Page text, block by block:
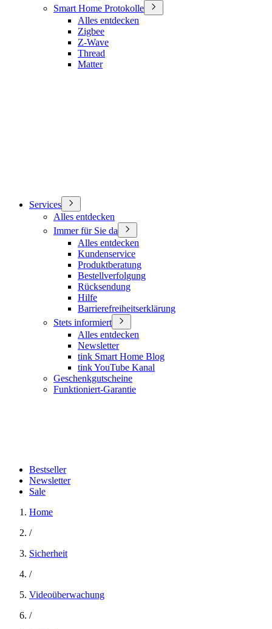
Smart Home Protokolle
Alles entdecken
Zigbee
Z-Wave
Thread
Matter
Services
Alles entdecken
Immer für Sie da
Alles entdecken
Kundenservice
Produktberatung
Bestellverfolgung
Rücksendung
Hilfe
Barrierefreiheitserklärung
Stets informiert
Alles entdecken
Newsletter
tink Smart Home Blog
tink YouTube Kanal
Geschenkgutscheine
Funktioniert-Garantie
Bestseller
Newsletter
Sale
Home
/
Sicherheit
/
Videoüberwachung
/